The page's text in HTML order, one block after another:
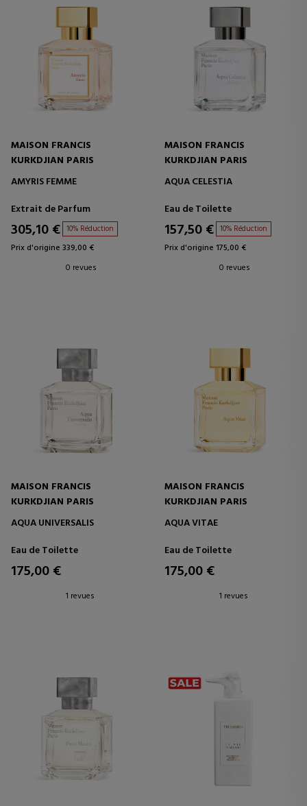
MAISON FRANCIS
KURKDJIAN PARIS
AMYRIS FEMME
Extrait de Parfum
305,10 € 10% Réduction
Prix d'origine 339,00 €
0 revues
MAISON FRANCIS
KURKDJIAN PARIS
AQUA CELESTIA
Eau de Toilette
157,50 € 10% Réduction
Prix d'origine 175,00 €
0 revues
MAISON FRANCIS
KURKDJIAN PARIS
AQUA UNIVERSALIS
Eau de Toilette
175,00 €
1 revues
MAISON FRANCIS
KURKDJIAN PARIS
AQUA VITAE
Eau de Toilette
175,00 €
1 revues